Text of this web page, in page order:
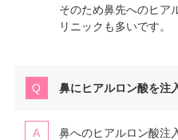
そのため鼻先へのヒア
リニックも多いです。
鼻にヒアルロン酸を注
鼻へのヒアルロン酸注